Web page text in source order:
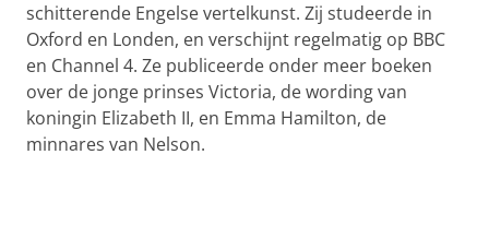
schitterende Engelse vertelkunst. Zij studeerde in
Oxford en Londen, en verschijnt regelmatig op BBC
en Channel 4. Ze publiceerde onder meer boeken
over de jonge prinses Victoria, de wording van
koningin Elizabeth II, en Emma Hamilton, de
minnares van Nelson.